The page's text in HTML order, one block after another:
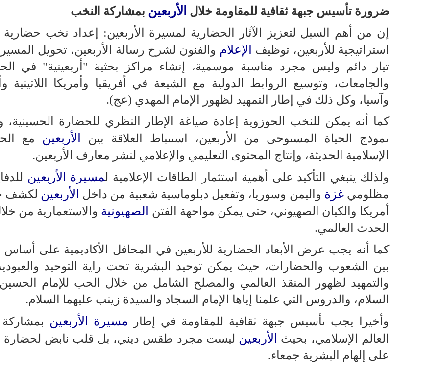
ضرورة تأسيس جبهة ثقافية للمقاومة خلال الأربعين بمشاركة النخب
إن من أهم السبل لتعزيز الآثار الحضارية لمسيرة الأربعين: إعداد نخب حضارية
استراتيجية للأربعين، توظيف الإعلام والفنون لشرح رسالة الأربعين، تحويل
تيار دائم وليس مجرد مناسبة موسمية، إنشاء مراكز بحثية "أربعينية" في
والجامعات، وتوسيع الروابط الدولية مع الشيعة في أفريقيا وأمريكا اللاتينية
وآسيا، وكل ذلك في إطار التمهيد لظهور الإمام المهدي (عج).
كما أنه يمكن للنخب الحوزوية إعادة صياغة الإطار النظري للحضارة
نموذج الحياة المستوحى من الأربعين، استنباط العلاقة بين
الأربعين مع
الإسلامية الحديثة، وإنتاج المحتوى التعليمي والإعلامي لنشر معارف الأربعين.
ولذلك ينبغي التأكيد على أهمية استثمار الطاقات الإعلامية لمسيرة الأربعين
مظلوميغزة واليمن وسوريا، وتفعيل دبلوماسية شعبية من داخل الأربعين لكشف
أمريكا والكيان الصهيوني، حتى يمكن مواجهة الفتن الصهيونية والاستعمارية من
الحدث العالمي.
كما أنه يجب عرض الأبعاد الحضارية للأربعين في المحافل الأكاديمية على
بين الشعوب والحضارات، حيث يمكن توحيد البشرية تحت راية التوحيد
والتمهيد لظهور المنقذ العالمي والمصلح الشامل من خلال الحب للإمام
السلام، والدروس التي علمنا إياها الإمام السجاد والسيدة زينب عليهما السلام.
وأخيرا يجب تأسيس جبهة ثقافية للمقاومة في إطار مسيرة الأربعين
العالم الإسلامي، بحيث
الأربعين ليست مجرد طقس ديني، بل قلب نابض لحضارة
على إلهام البشرية جمعاء.